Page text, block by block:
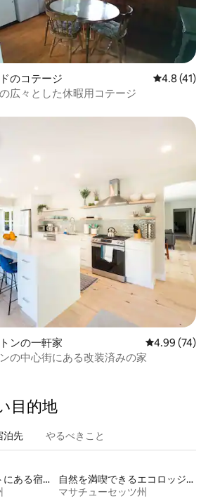
のコテージ レビュー41
4.8 (41)
広々とした休暇用コテージ
ンの一軒家 レビュー74
4.99 (74)
の中心街にある改装済みの家
目⁠的⁠地
泊⁠先 やるべきこと
ウォーターフロントにある宿泊施設
自然を満喫できるエコロッジの宿泊施設
マサチューセッツ州